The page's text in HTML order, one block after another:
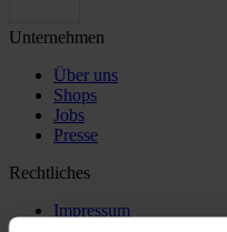
Unternehmen
Über uns
Shops
Jobs
Presse
Rechtliches
Impressum